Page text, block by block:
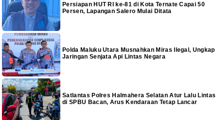
Persiapan HUT RI ke-81 di Kota Ternate Capai 50
Persen, Lapangan Salero Mulai Ditata
Polda Maluku Utara Musnahkan Miras Ilegal, Ungkap
Jaringan Senjata Api Lintas Negara
Satlantas Polres Halmahera Selatan Atur Lalu Lintas
di SPBU Bacan, Arus Kendaraan Tetap Lancar